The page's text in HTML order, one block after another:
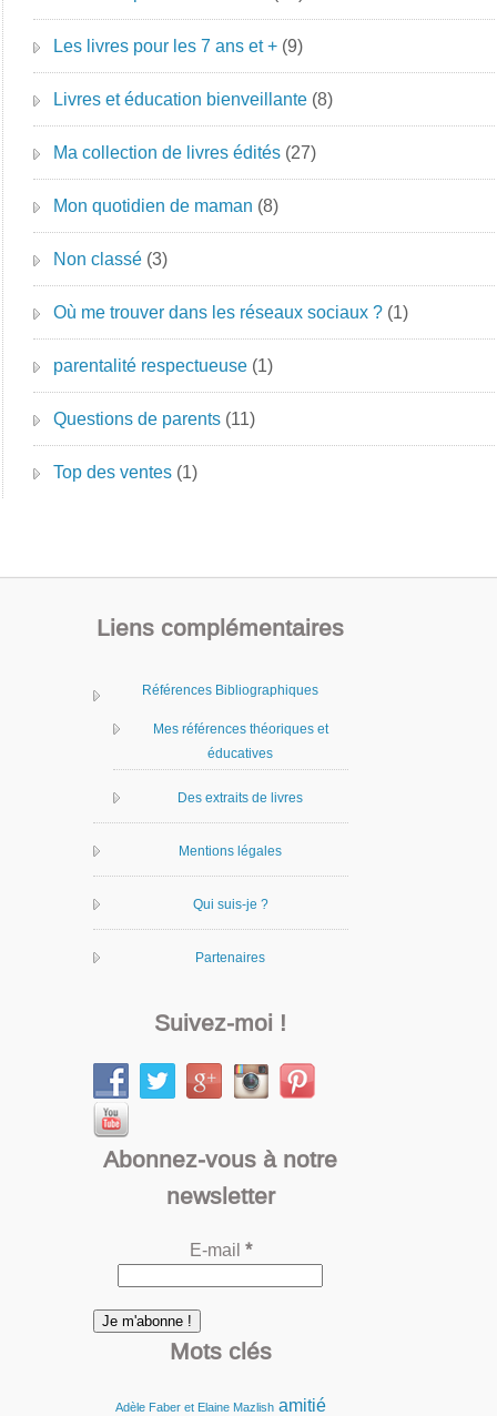
Les livres pour les 7 ans et + (9)
Livres et éducation bienveillante (8)
Ma collection de livres édités (27)
Mon quotidien de maman (8)
Non classé (3)
Où me trouver dans les réseaux sociaux ? (1)
parentalité respectueuse (1)
Questions de parents (11)
Top des ventes (1)
Liens complémentaires
Références Bibliographiques
Mes références théoriques et
éducatives
Des extraits de livres
Mentions légales
Qui suis-je ?
Partenaires
Suivez-moi !
Abonnez-vous à notre
newsletter
E-mail *
Mots clés
Adèle Faber et Elaine Mazlish amitié